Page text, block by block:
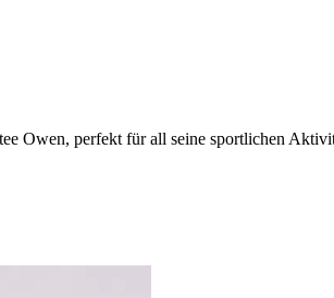
Owen, perfekt für all seine sportlichen